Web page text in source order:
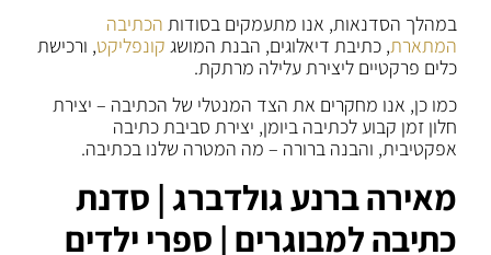
במהלך הסדנאות, אנו מתעמקים בסודות הכתיבה
המתארת, כתיבת דיאלוגים, הבנת המושג קונפליקט, ורכישת
כלים פרקטיים ליצירת עלילה מרתקת.
כמו כן, אנו מחקרים את הצד המנטלי של הכתיבה – יצירת
חלון זמן קבוע לכתיבה ביומן, יצירת סביבת כתיבה
אפקטיבית, והבנה ברורה – מה המטרה שלנו בכתיבה.
מאירה ברנע גולדברג | סדנת
כתיבה למבוגרים | ספרי ילדים